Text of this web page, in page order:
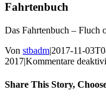
Fahrtenbuch
Das Fahrtenbuch – Fluch
Von stbadm|2017-11-
2017|Kommentare
Share This Story,